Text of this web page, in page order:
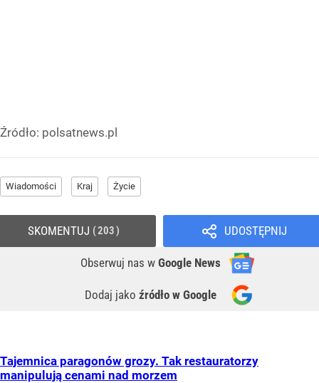
Źródło: polsatnews.pl
Wiadomości Kraj Życie
UDOSTĘPNIJ
Obserwuj nas w Google News
Dodaj jako źródło w Google
SKOMENTUJ 203
Tajemnica paragonów grozy. Tak restauratorzy
manipulują cenami nad morzem